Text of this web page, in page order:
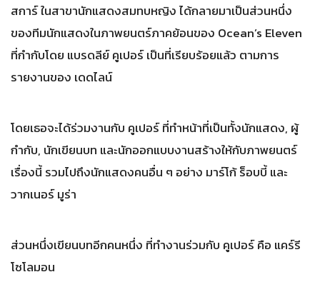
สการ์ ในสาขานักแสดงสมทบหญิง ได้กลายมาเป็นส่วนหนึ่ง
ของทีมนักแสดงในภาพยนตร์ภาคย้อนของ Ocean’s Eleven
ที่กำกับโดย แบรดลีย์ คูเปอร์ เป็นที่เรียบร้อยแล้ว ตามการ
รายงานของ เดดไลน์
โดยเธอจะได้ร่วมงานกับ คูเปอร์ ที่ทำหน้าที่เป็นทั้งนักแสดง, ผู้
กำกับ, นักเขียนบท และนักออกแบบงานสร้างให้กับภาพยนตร์
เรื่องนี้ รวมไปถึงนักแสดงคนอื่น ๆ อย่าง มาร์โก้ ร็อบบี้ และ
วากเนอร์ มูร่า
ส่วนหนึ่งเขียนบทอีกคนหนึ่ง ที่ทำงานร่วมกับ คูเปอร์ คือ แคร์รี
โซโลมอน